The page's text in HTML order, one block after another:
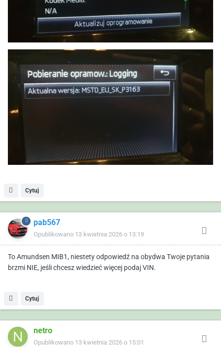
Cytuj
pab567
Opublikowano 13 kwietnia 2026 o 13:19
To Amundsen MIB1, niestety odpowiedź na obydwa Twoje pytania
brzmi NIE, jeśli chcesz wiedzieć więcej podaj VIN.
Cytuj
netro
Opublikowano 13 kwietnia 2026 o 15:01